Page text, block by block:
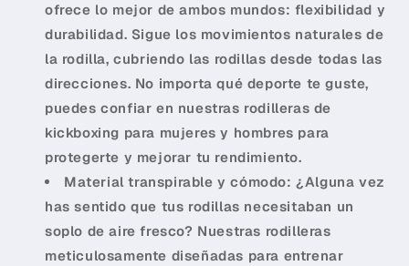
ofrece lo mejor de ambos mundos: flexibilidad y
durabilidad. Sigue los movimientos naturales de
la rodilla, cubriendo las rodillas desde todas las
direcciones. No importa qué deporte te guste,
puedes confiar en nuestras rodilleras de
kickboxing para mujeres y hombres para
protegerte y mejorar tu rendimiento.
Material transpirable y cómodo: ¿Alguna vez
has sentido que tus rodillas necesitaban un
soplo de aire fresco? Nuestras rodilleras
meticulosamente diseñadas para entrenar